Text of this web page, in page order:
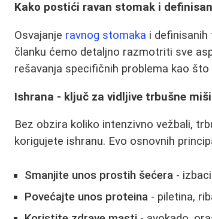
Kako postići ravan stomak i
Osvajanje ravnog stomaka i
članku ćemo detaljno razmotriti sve
rešavanja specifičnih problema kao
Ishrana - ključ za vidljive trbušne
Bez obzira koliko intenzivno vežbali,
korigujete ishranu. Evo osnovnih
Smanjite unos prostih šećera -
Povećajte unos proteina - piletina,